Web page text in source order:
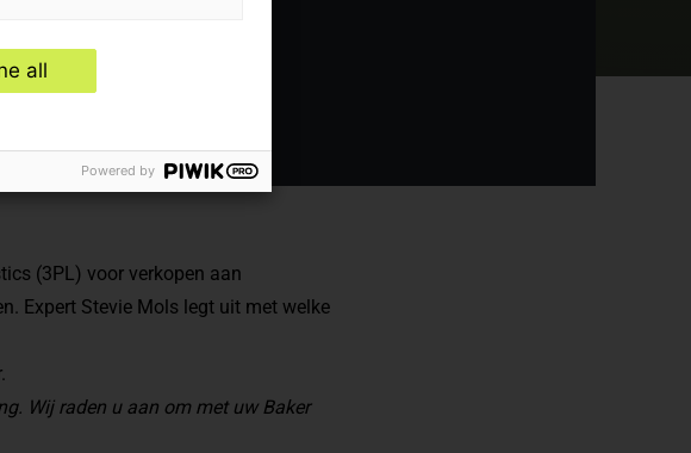
(3PL) voor verkopen aan
Expert Stevie Mols legt uit met welke
.
Wij raden u aan om met uw Baker
all
Powered by